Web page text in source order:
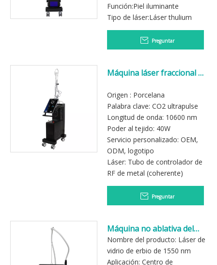
Función:Piel iluminante
Tipo de láser:Láser thulium
Preguntar
Máquina láser fraccional de
lesiones pigmentadas de
alta potencia
Origen : Porcelana
Palabra clave: CO2 ultrapulse
Longitud de onda: 10600 nm
Poder al tejido: 40W
Servicio personalizado: OEM,
ODM, logotipo
Láser: Tubo de controlador de
RF de metal (coherente)
Preguntar
Máquina no ablativa del
equipo de cristal de la
belleza del laser 1550nm
del erbio para el
Nombre del producto: Láser de
vidrio de erbio de 1550 nm
Aplicación: Centro de